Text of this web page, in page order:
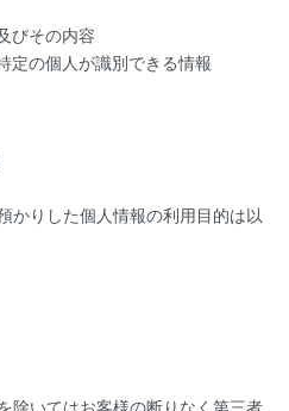
びその内容
定の個人が識別できる情報
かりした個人情報の利用目的は以
除いてはお客様の断りなく第三者